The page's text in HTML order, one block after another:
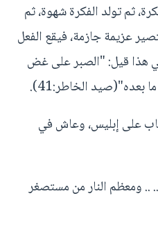
ثم تولد الفكرة شهوة، ثم
عزيمة جازمة، فيقع الفعل
هذا قيل: "الصبر على غض
بعده"(صيد الخاطر:41).
على إبليس، وعاش في
.. ومعظم النار من مستصغر